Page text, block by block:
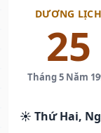
DƯƠNG LỊCH
25
Tháng 5 Năm
☀️ Thứ Hai,